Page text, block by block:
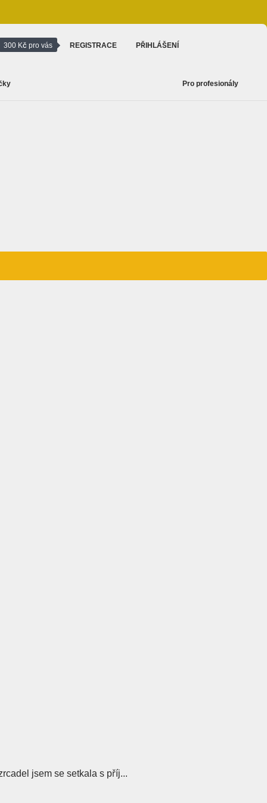
300 Kč pro vás REGISTRACE PŘIHLÁŠENÍ
Pro profesionály
jsem se setkala s příj...